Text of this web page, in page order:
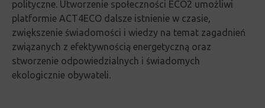
polityczne. Utworzenie społeczności ECO2 umożliwi
platformie ACT4ECO dalsze istnienie w czasie,
zwiększenie świadomości i wiedzy na temat zagadnień
związanych z efektywnością energetyczną oraz
stworzenie odpowiedzialnych i świadomych
ekologicznie obywateli.